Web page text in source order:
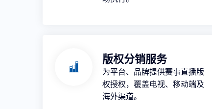
版权分销服务
为平台、品牌提供赛事直播版
权授权，覆盖电视、移动端及
海外渠道。